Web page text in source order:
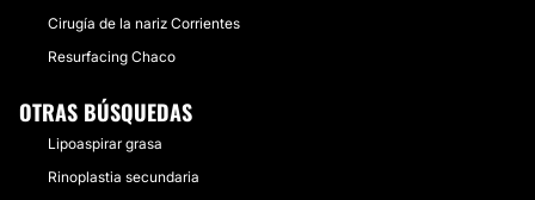
Cirugía de la nariz Corrientes
Resurfacing Chaco
OTRAS BÚSQUEDAS
Lipoaspirar grasa
Rinoplastia secundaria